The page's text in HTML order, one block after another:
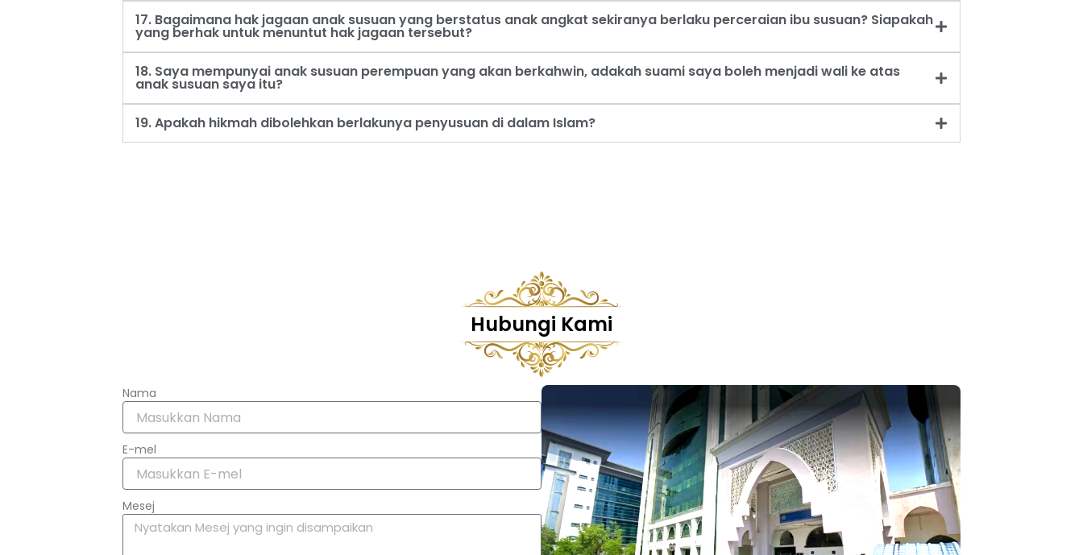
17. Bagaimana hak jagaan anak susuan yang berstatus anak angkat sekiranya berlaku perceraian ibu susuan? Siapakah
yang berhak untuk menuntut hak jagaan tersebut?
18. Saya mempunyai anak susuan perempuan yang akan berkahwin, adakah suami saya boleh menjadi wali ke atas
anak susuan saya itu?
19. Apakah hikmah dibolehkan berlakunya penyusuan di dalam Islam?
Hubungi Kami
Nama
E-mel
Mesej